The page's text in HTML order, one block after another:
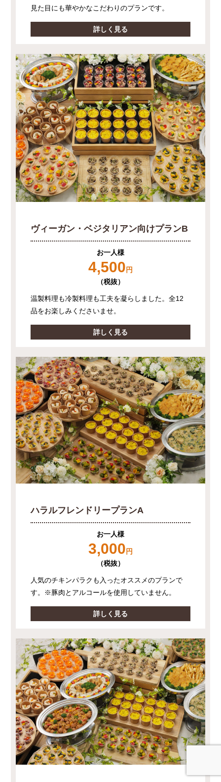
見た目にも華やかなこだわりのプランです。
詳しく見る
ヴィーガン・ベジタリアン向けプランB
お一人様
4,500 円
（税抜）
温製料理も冷製料理も工夫を凝らしました。全12
品をお楽しみくださいませ。
詳しく見る
ハラルフレンドリープランA
お一人様
3,000円
（税抜）
人気のチキンパラクも入ったオススメのプランで
す。※豚肉とアルコールを使用していません。
詳しく見る